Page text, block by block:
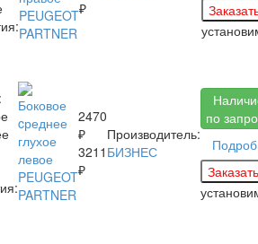
₽
2470
₽
3211
₽
Производитель:
БИЗНЕС
по